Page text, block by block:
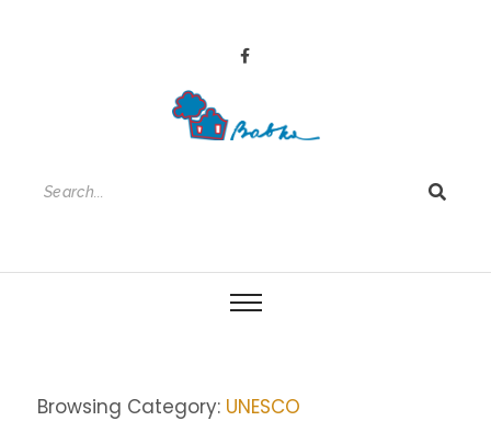
Browsing Category: UNESCO